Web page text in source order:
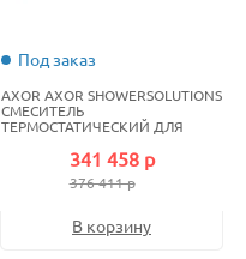
Под заказ
AXOR AXOR SHOWERSOLUTIONS
СМЕСИТЕЛЬ
ТЕРМОСТАТИЧЕСКИЙ ДЛЯ
ЗОЛОТО КРАСНОЕ
БРАШИРОВАННОЕ/
ШЛИФОВАННОЕ
341 458 р
376 411 р
В корзину